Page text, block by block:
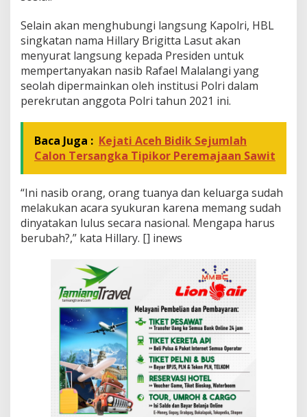
Selain akan menghubungi langsung Kapolri, HBL
singkatan nama Hillary Brigitta Lasut akan
menyurat langsung kepada Presiden untuk
mempertanyakan nasib Rafael Malalangi yang
seolah dipermainkan oleh institusi Polri dalam
perekrutan anggota Polri tahun 2021 ini.
Baca Juga : Kejati Aceh Bidik Sejumlah
Calon Tersangka Tipikor Peremajaan Sawit
“Ini nasib orang, orang tuanya dan keluarga sudah
melakukan acara syukuran karena memang sudah
dinyatakan lulus secara nasional. Mengapa harus
berubah?,” kata Hillary. [] inews